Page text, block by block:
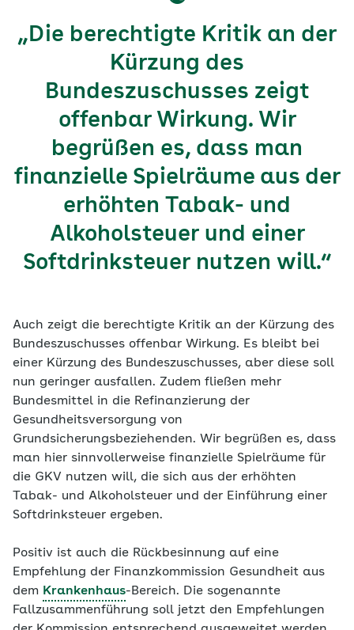
„Die berechtigte Kritik an der
Kürzung des
Bundeszuschusses zeigt
offenbar Wirkung. Wir
begrüßen es, dass man
finanzielle Spielräume aus der
erhöhten Tabak- und
Alkoholsteuer und einer
Softdrinksteuer nutzen will.“
Auch zeigt die berechtigte Kritik an der Kürzung des
Bundeszuschusses offenbar Wirkung. Es bleibt bei
einer Kürzung des Bundeszuschusses, aber diese soll
nun geringer ausfallen. Zudem fließen mehr
Bundesmittel in die Refinanzierung der
Gesundheitsversorgung von
Grundsicherungsbeziehenden. Wir begrüßen es, dass
man hier sinnvollerweise finanzielle Spielräume für
die GKV nutzen will, die sich aus der erhöhten
Tabak- und Alkoholsteuer und der Einführung einer
Softdrinksteuer ergeben.
Positiv ist auch die Rückbesinnung auf eine
Empfehlung der Finanzkommission Gesundheit aus
dem Krankenhaus-Bereich. Die sogenannte
Fallzusammenführung soll jetzt den Empfehlungen